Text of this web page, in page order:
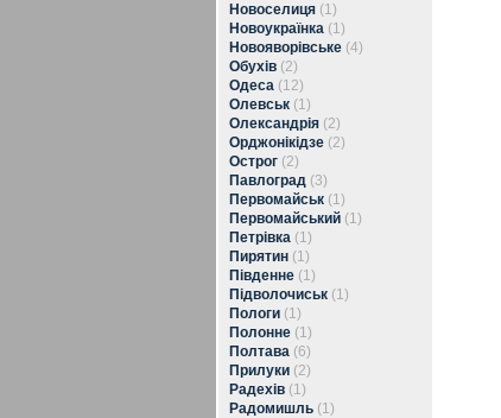
Новоселиця (1)
Новоукраїнка (1)
Новояворівське (4)
Обухів (2)
Одеса (12)
Олевськ (1)
Олександрія (2)
Орджонікідзе (2)
Острог (2)
Павлоград (3)
Первомайськ (1)
Первомайський (1)
Петрівка (1)
Пирятин (1)
Південне (1)
Підволочиськ (1)
Пологи (1)
Полонне (1)
Полтава (6)
Прилуки (2)
Радехів (1)
Радомишль (1)